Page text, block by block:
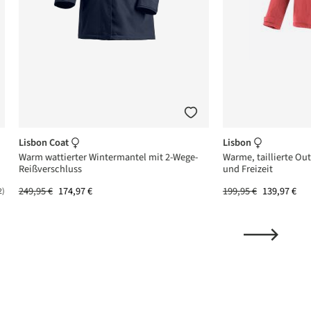
Bewertung von 5 von 5 Sternen
Lisbon Coat
Warm wattierter Wintermantel mit 2-Wege-
Reißverschluss
249,95 € 174,97 €
Lisbon
Warme, taillierte
und Freizeit
199,95 € 139,97 €